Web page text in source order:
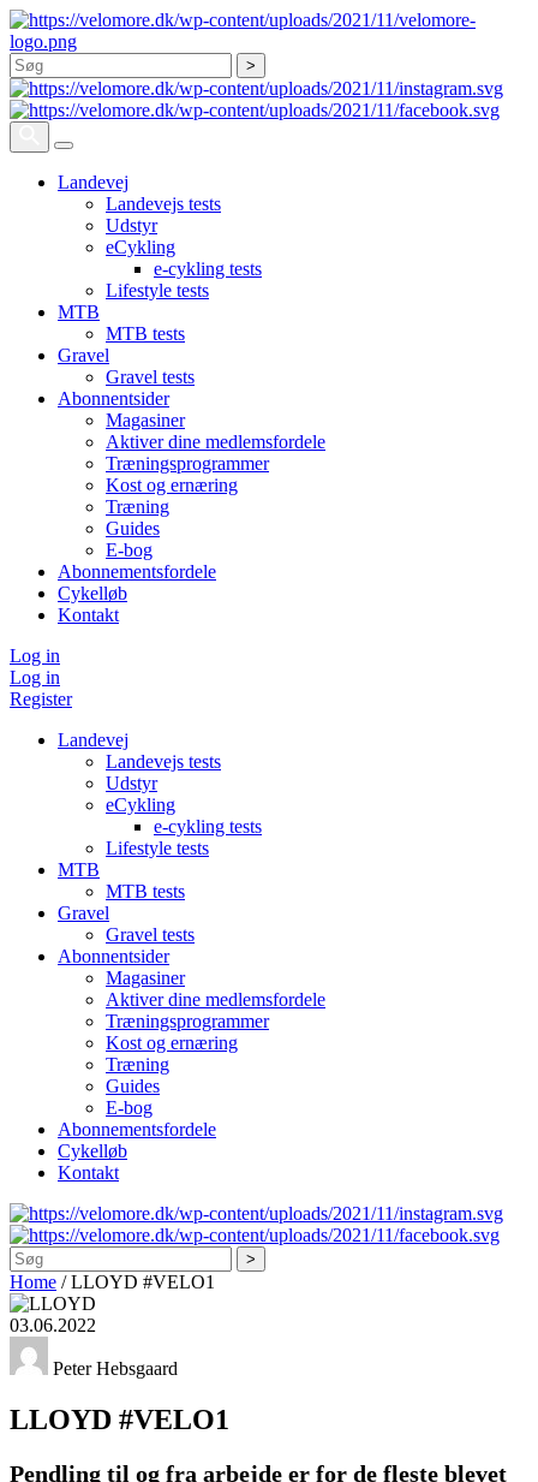
Søg
Landevej
Landevejs tests
Udstyr
eCykling
e-cykling tests
Lifestyle tests
MTB
MTB tests
Gravel
Gravel tests
Abonnentsider
Magasiner
Aktiver dine medlemsfordele
Træningsprogrammer
Kost og ernæring
Træning
Guides
E-bog
Abonnementsfordele
Cykelløb
Kontakt
Log in
Log in
Register
Landevej
Landevejs tests
Udstyr
eCykling
e-cykling tests
Lifestyle tests
MTB
MTB tests
Gravel
Gravel tests
Abonnentsider
Magasiner
Aktiver dine medlemsfordele
Træningsprogrammer
Kost og ernæring
Træning
Guides
E-bog
Abonnementsfordele
Cykelløb
Kontakt
Søg
Home /LLOYD #VELO1
03.06.2022
Peter Hebsgaard
LLOYD #VELO1
Pendling til og fra arbejde er for de fleste blevet